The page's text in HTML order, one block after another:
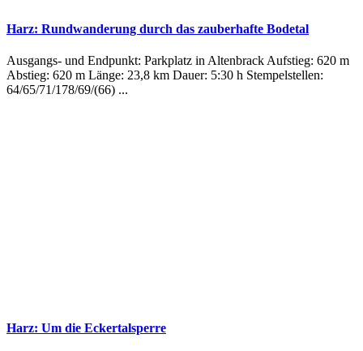
Harz: Rundwanderung durch das zauberhafte Bodetal
Ausgangs- und Endpunkt: Parkplatz in Altenbrack Aufstieg: 620 m
Abstieg: 620 m Länge: 23,8 km Dauer: 5:30 h Stempelstellen:
64/65/71/178/69/(66) ...
Harz: Um die Eckertalsperre